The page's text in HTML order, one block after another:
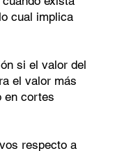
cual implica
si el valor del
el valor más
en cortes
respecto a